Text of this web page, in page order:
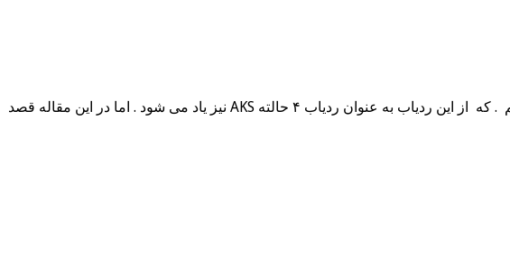
ردیاب aks تک آنتن در مقالات گذشته ما به معرفی یکی از بهترین ردیاب های موجود در بازار را به نام فلزیاب AKS پرداختیم . که از این ردیاب به عنوان ردیاب ۴ حالته AKS نیز یاد می شود . اما در این مقاله قصد